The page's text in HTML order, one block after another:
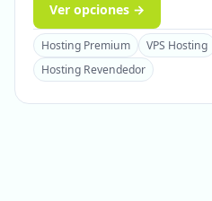
Ver opciones →
Hosting Premium VPS Hosting
Hosting Revendedor